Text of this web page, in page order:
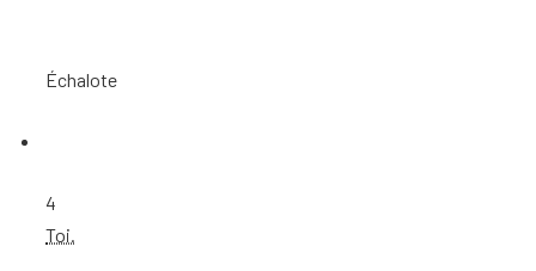
Échalote
4
Toi.